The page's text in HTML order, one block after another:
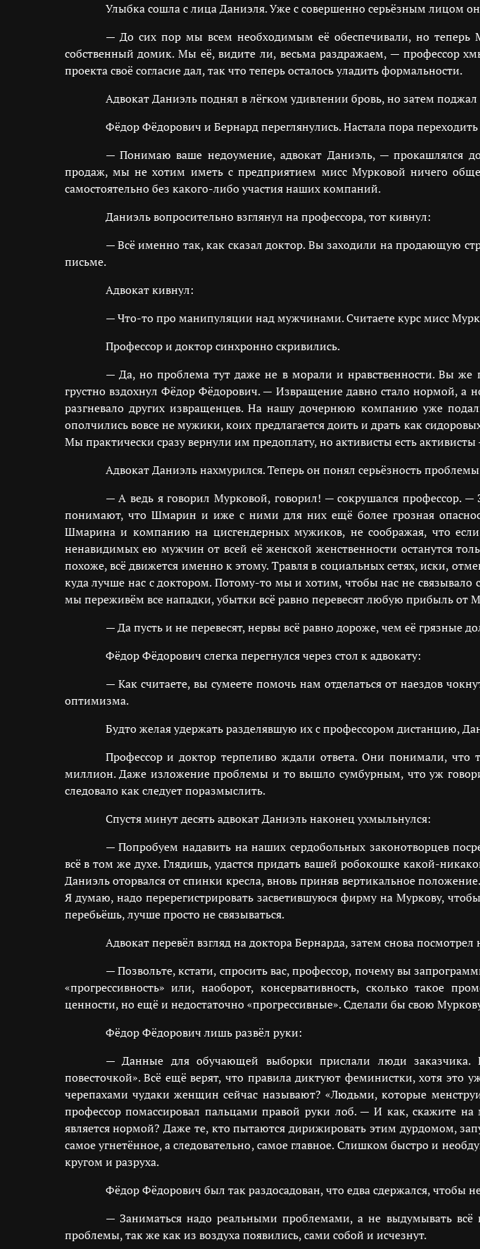
Улыбка сошла с лица Даниэля. Уже с совершенно серьёзным лицом
— До сих пор мы всем необходимым её обеспечивали, но теперь
собственный домик. Мы её, видите ли, весьма раздражаем, — профессор
проекта своё согласие дал, так что теперь осталось уладить формальности.
Адвокат Даниэль поднял в лёгком удивлении бровь, но затем
Фёдор Фёдорович и Бернард переглянулись. Настала пора
— Понимаю ваше недоумение, адвокат Даниэль, — прокашлялся
продаж, мы не хотим иметь с предприятием мисс Мурковой ничего
самостоятельно без какого-либо участия наших компаний.
Даниэль вопросительно взглянул на профессора, тот кивнул:
— Всё именно так, как сказал доктор. Вы заходили на продающую
письме.
Адвокат кивнул:
— Что-то про манипуляции над мужчинами. Считаете курс мисс
Профессор и доктор синхронно скривились.
— Да, но проблема тут даже не в морали и нравственности. Вы
грустно вздохнул Фёдор Фёдорович. — Извращение давно стало нормой,
разгневало других извращенцев. На нашу дочернюю компанию уже
ополчились вовсе не мужики, коих предлагается доить и драть как
Мы практически сразу вернули им предоплату, но активисты есть
Адвокат Даниэль нахмурился. Теперь он понял серьёзность
— А ведь я говорил Мурковой, говорил! — сокрушался профессор.
понимают, что Шмарин и иже с ними для них ещё более грозная
Шмарина и компанию на цисгендерных мужиков, не соображая, что
ненавидимых ею мужчин от всей её женской женственности останутся
похоже, всё движется именно к этому. Травля в социальных сетях, иски,
куда лучше нас с доктором. Потому-то мы и хотим, чтобы нас не
мы переживём все нападки, убытки всё равно перевесят любую прибыль от
— Да пусть и не перевесят, нервы всё равно дороже, чем её грязные
Фёдор Фёдорович слегка перегнулся через стол к адвокату:
— Как считаете, вы сумеете помочь нам отделаться от наездов
оптимизма.
Будто желая удержать разделявшую их с профессором дистанцию,
Профессор и доктор терпеливо ждали ответа. Они понимали,
миллион. Даже изложение проблемы и то вышло сумбурным, что уж
следовало как следует поразмыслить.
Спустя минут десять адвокат Даниэль наконец ухмыльнулся:
— Попробуем надавить на наших сердобольных законотворцев
всё в том же духе. Глядишь, удастся придать вашей робокошке какой-
Даниэль оторвался от спинки кресла, вновь приняв вертикальное
Я думаю, надо перерегистрировать засветившуюся фирму на Муркову,
перебьёшь, лучше просто не связываться.
Адвокат перевёл взгляд на доктора Бернарда, затем снова
— Позвольте, кстати, спросить вас, профессор, почему вы
«прогрессивность» или, наоборот, консервативность, сколько такое
ценности, но ещё и недостаточно «прогрессивные». Сделали бы свою
Фёдор Фёдорович лишь развёл руки:
— Данные для обучающей выборки прислали люди
повесточкой». Всё ещё верят, что правила диктуют феминистки, хотя
черепахами чудаки женщин сейчас называют? «Людьми, которые
профессор помассировал пальцами правой руки лоб. — И как, скажите
является нормой? Даже те, кто пытаются дирижировать этим дурдомом,
самое угнетённое, а следовательно, самое главное. Слишком быстро и
кругом и разруха.
Фёдор Фёдорович был так раздосадован, что едва сдержался, чтобы
— Заниматься надо реальными проблемами, а не выдумывать
проблемы, так же как из воздуха появились, сами собой и исчезнут.